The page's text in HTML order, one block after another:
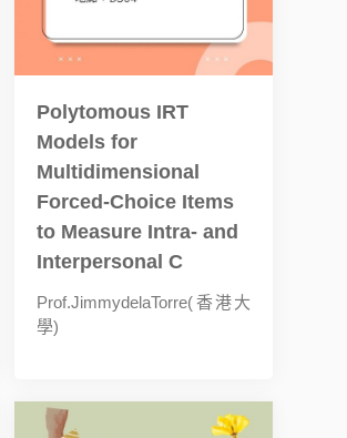
Polytomous IRT
Models for
Multidimensional
Forced-Choice Items
to Measure Intra- and
Interpersonal C
Prof.JimmydelaTorre(香港大
學)